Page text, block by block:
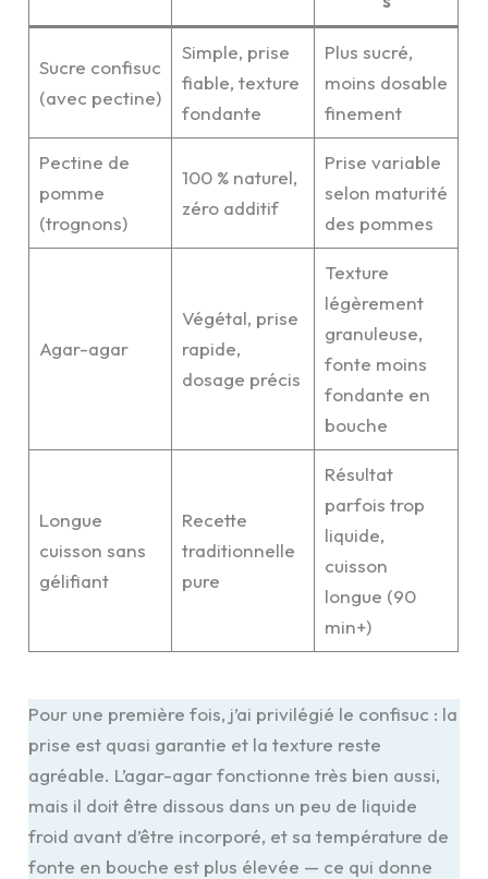
Sucre confisuc
(avec pectine)
Simple, prise
fiable, texture
fondante
Plus sucré,
moins dosable
finement
Pectine de
pomme
(trognons)
100 % naturel,
zéro additif
Prise variable
selon maturité
des pommes
Agar-agar
Végétal, prise
rapide,
dosage précis
Texture
légèrement
granuleuse,
fonte moins
fondante en
bouche
Longue
cuisson sans
gélifiant
Recette
traditionnelle
pure
Résultat
parfois trop
liquide,
cuisson
longue (90
min+)
Pour une première fois, j’ai privilégié le confisuc : la
prise est quasi garantie et la texture reste
agréable. L’agar-agar fonctionne très bien aussi,
mais il doit être dissous dans un peu de liquide
froid avant d’être incorporé, et sa température de
fonte en bouche est plus élevée — ce qui donne